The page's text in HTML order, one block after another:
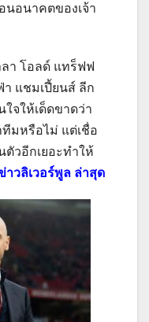
นอนาคตของเจ้า
า โอลด์ แทร็ฟฟ
า แชมเปี้ยนส์ ลีก
จให้เด็ดขาดว่า
มหรือไม่ แต่เชื่อ
ตัวอีกเยอะทำให้
าวลิเวอร์พูล ล่าสุด